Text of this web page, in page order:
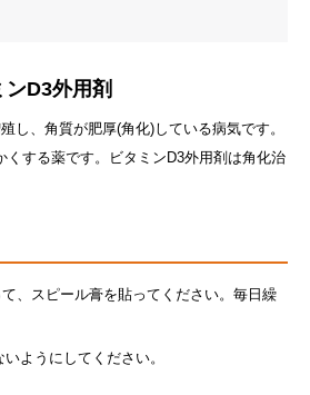
D3外用剤
し、角質が肥厚(角化)している病気です。
くする薬です。ビタミンD3外用剤は角化治
、スピール膏を貼ってください。毎日繰
ようにしてください。